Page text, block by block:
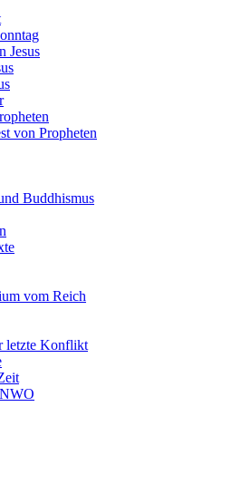
Jesus
von Propheten
Buddhismus
vom Reich
letzte Konflikt